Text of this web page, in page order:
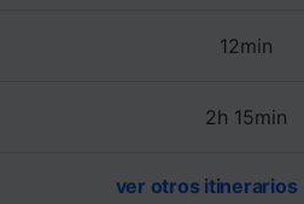
12min
2h 15min
ver otros itinerarios